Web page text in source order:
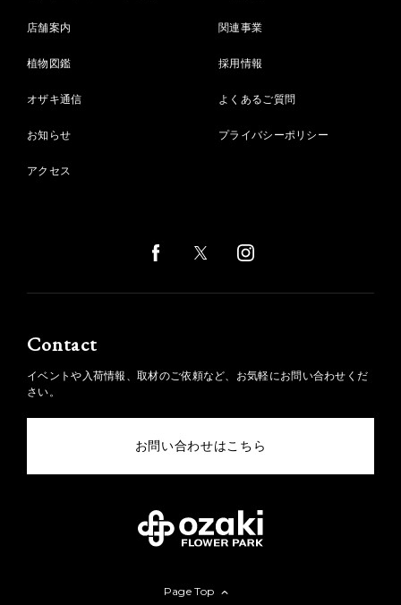
店舗案内
植物図鑑
オザキ通信
お知らせ
アクセス
関連事業
採用情報
よくあるご質問
プライバシーポリシー
Contact
イベントや入荷情報、取材のご依頼など、お気軽にお問い合わせくだ
さい。
お問い合わせはこちら
Page Top